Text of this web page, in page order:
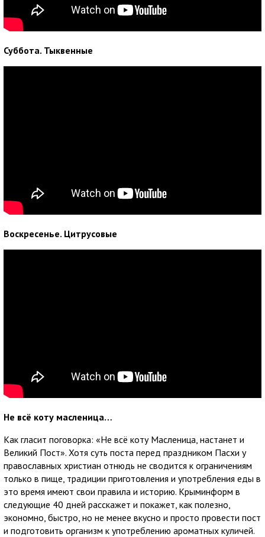
Суббота. Тыквенные
Воскресенье. Цитрусовые
Не всё коту масленица…
Как гласит поговорка: «Не всё коту Масленица, настанет и
Великий Пост». Хотя суть поста перед праздником Пасхи у
православных христиан отнюдь не сводится к ограничениям
только в пище, традиции приготовления и употребления еды в
это время имеют свои правила и историю. Крыминформ в
следующие 40 дней расскажет и покажет, как полезно,
экономно, быстро, но не менее вкусно и просто провести пост
и подготовить организм к употреблению ароматных куличей.